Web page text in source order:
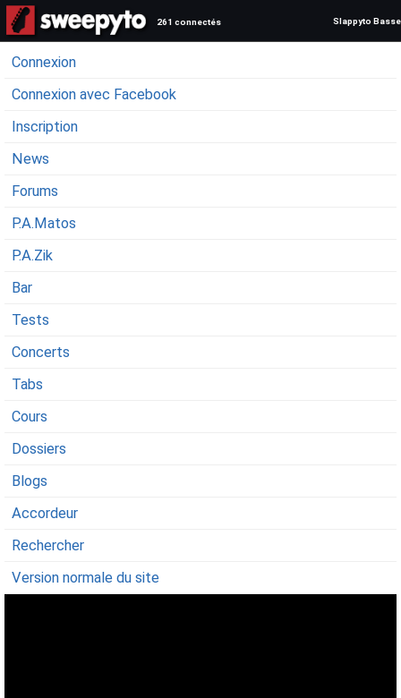
261 connectés Slappyto Basse
Connexion
Connexion avec Facebook
Inscription
News
Forums
P.A.Matos
P.A.Zik
Bar
Tests
Concerts
Tabs
Cours
Dossiers
Blogs
Accordeur
Rechercher
Version normale du site